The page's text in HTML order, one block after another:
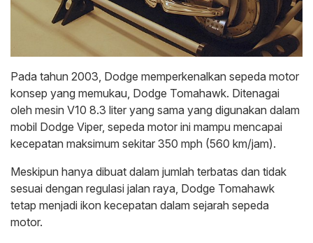
Pada tahun 2003, Dodge memperkenalkan sepeda motor
konsep yang memukau, Dodge Tomahawk. Ditenagai
oleh mesin V10 8.3 liter yang sama yang digunakan dalam
mobil Dodge Viper, sepeda motor ini mampu mencapai
kecepatan maksimum sekitar 350 mph (560 km/jam).
Meskipun hanya dibuat dalam jumlah terbatas dan tidak
sesuai dengan regulasi jalan raya, Dodge Tomahawk
tetap menjadi ikon kecepatan dalam sejarah sepeda
motor.